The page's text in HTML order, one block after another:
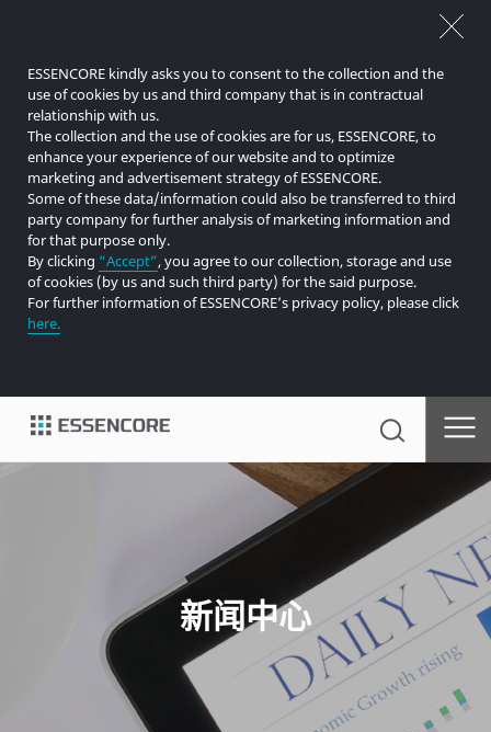
ESSENCORE kindly asks you to consent to the collection and the
use of cookies by us and third company that is in contractual
relationship with us.
The collection and the use of cookies are for us, ESSENCORE, to
enhance your experience of our website and to optimize
marketing and advertisement strategy of ESSENCORE.
Some of these data/information could also be transferred to third
party company for further analysis of marketing information and
for that purpose only.
By clicking “Accept”, you agree to our collection, storage and use
of cookies (by us and such third party) for the said purpose.
For further information of ESSENCORE’s privacy policy, please click
here.
新闻中心